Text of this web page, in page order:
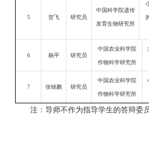
5 贺飞 研究员
中国科学院遗传
发育生物研究所
6 杨平 研究员
中国农业科学院
作物科学研究所
7 张锦鹏 研究员
中国农业科学院
作物科学研究所
注：导师不作为指导学生的答辩委